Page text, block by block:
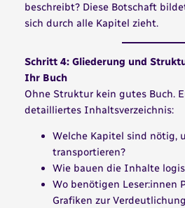
beschreibt? Diese Botschaft
sich durch alle Kapitel zieht.
Schritt 4: Gliederung und
Ihr Buch
Ohne Struktur kein gutes Buch.
detailliertes Inhaltsverzeichnis:
Welche Kapitel sind nötig,
transportieren?
Wie bauen die Inhalte
Wo benötigen Leser:innen
Grafiken zur